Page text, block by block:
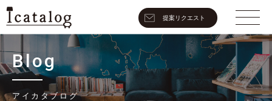
提案リクエスト
Blog
アイカタブログ